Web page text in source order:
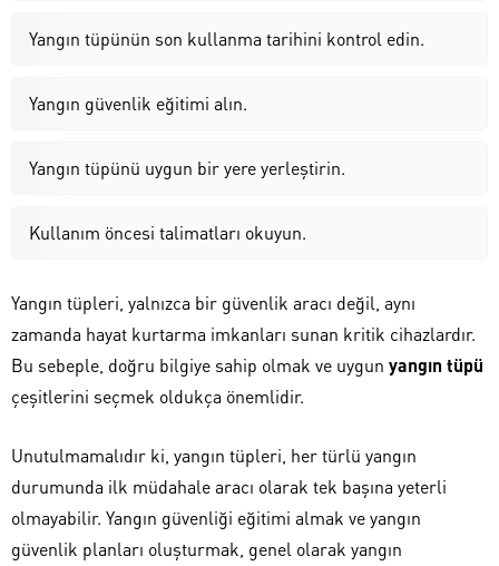
Yangın tüpünün son kullanma tarihini kontrol edin.
Yangın güvenlik eğitimi alın.
Yangın tüpünü uygun bir yere yerleştirin.
Kullanım öncesi talimatları okuyun.
Yangın tüpleri, yalnızca bir güvenlik aracı değil, aynı
zamanda hayat kurtarma imkanları sunan kritik cihazlardır.
Bu sebeple, doğru bilgiye sahip olmak ve uygun yangın tüpü
çeşitlerini seçmek oldukça önemlidir.
Unutulmamalıdır ki, yangın tüpleri, her türlü yangın
durumunda ilk müdahale aracı olarak tek başına yeterli
olmayabilir. Yangın güvenliği eğitimi almak ve yangın
güvenlik planları oluşturmak, genel olarak yangın